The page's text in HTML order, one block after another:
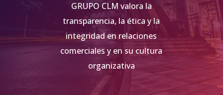
GRUPO CLM valora la
transparencia, la ética y la
integridad en relaciones
comerciales y en su cultura
organizativa